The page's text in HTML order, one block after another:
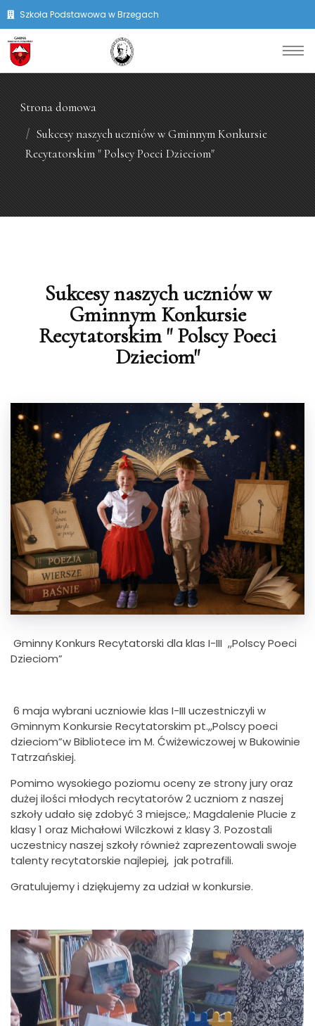
Szkoła Podstawowa w Brzegach
Strona domowa
Sukcesy naszych uczniów w Gminnym Konkursie
Recytatorskim " Polscy Poeci Dzieciom"
Sukcesy naszych uczniów w
Gminnym Konkursie
Recytatorskim " Polscy Poeci
Dzieciom"
Gminny Konkurs Recytatorski dla klas I-III ,,Polscy Poeci
Dzieciom”
6 maja wybrani uczniowie klas I-III uczestniczyli w
Gminnym Konkursie Recytatorskim pt.,,Polscy poeci
dzieciom”w Bibliotece im M. Ćwiżewiczowej w Bukowinie
Tatrzańskiej.
Pomimo wysokiego poziomu oceny ze strony jury oraz
dużej ilości młodych recytatorów 2 uczniom z naszej
szkoły udało się zdobyć 3 miejsce,: Magdalenie Plucie z
klasy 1 oraz Michałowi Wilczkowi z klasy 3. Pozostali
uczestnicy naszej szkoły również zaprezentowali swoje
talenty recytatorskie najlepiej, jak potrafili.
Gratulujemy i dziękujemy za udział w konkursie.